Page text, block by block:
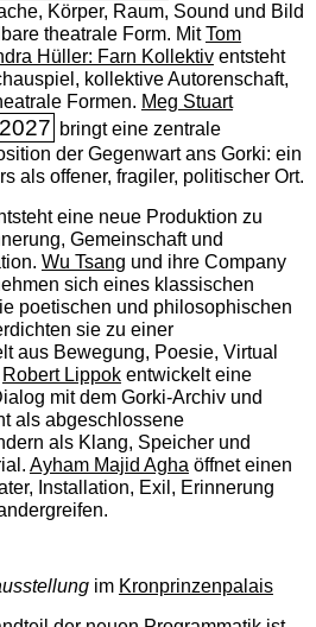
Körper, Raum, Sound und Bild
theatrale Form. MitTom
Hüller: Farn Kollektiventsteht
kollektive Autorenschaft,
Formen. Meg Stuart
bringt eine zentrale
der Gegenwart ans Gorki: ein
als offener, fragiler, politischer Ort.
eine neue Produktion zu
Gemeinschaft und
Wu Tsang und ihre Company
sich eines klassischen
poetischen und philosophischen
sie zu einer
aus Bewegung, Poesie, Virtual
Robert Lippokentwickelt eine
mit dem Gorki-Archiv und
als abgeschlossene
als Klang, Speicher und
Ayham Majid Aghaöffnet einen
Installation, Exil, Erinnerung
im Kronprinzenpalais